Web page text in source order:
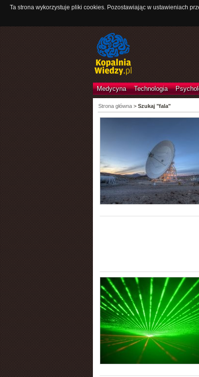
Ta strona wykorzystuje pliki cookies. Pozostawiając w ustawieniach
Medycyna Technologia
Strona główna> Szukaj "fala"